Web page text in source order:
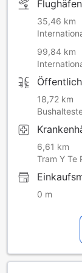
35,46 km
99,84 km
18,72 km
6,61 km
Tram Y Te
0 m